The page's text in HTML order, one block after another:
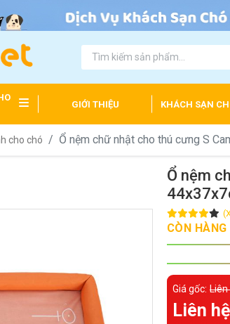
GIỚI THIỆU KHÁCH SẠN
cho chó Ổ nệm chữ nhật cho thú cưng S
Ổ nệm
CÒN HÀNG
Giá gốc: Liên
Liên hệ